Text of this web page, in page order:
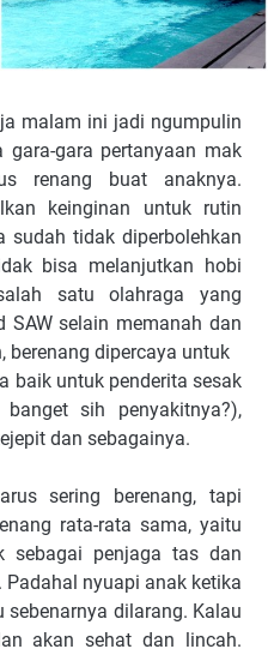
malam ini jadi ngumpulin
gara pertanyaan mak
renang buat anaknya.
keinginan untuk rutin
sudah tidak diperbolehkan
bisa melanjutkan hobi
satu olahraga yang
selain memanah dan
berenang dipercaya untuk
baik untuk penderita sesak
sih penyakitnya?),
dan sebagainya.
sering berenang, tapi
rata-rata sama, yaitu
sebagai penjaga tas dan
nyuapi anak ketika
dilarang. Kalau
akan sehat dan lincah.